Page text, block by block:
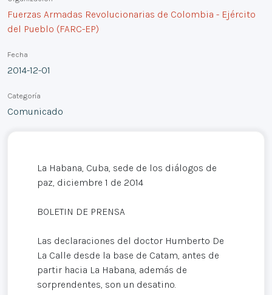
Fuerzas Armadas Revolucionarias de Colombia - Ejército
del Pueblo (FARC-EP)
Fecha
2014-12-01
Categoría
Comunicado
La Habana, Cuba, sede de los diálogos de
paz, diciembre 1 de 2014
BOLETIN DE PRENSA
Las declaraciones del doctor Humberto De
La Calle desde la base de Catam, antes de
partir hacia La Habana, además de
sorprendentes, son un desatino.